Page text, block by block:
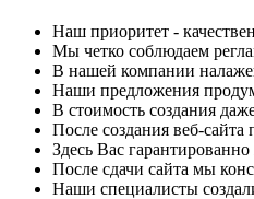
Наш приоритет -
Мы четко соблюдаем
В нашей компании
Наши предложения
В стоимость создания
После создания веб-
Здесь Вас
После сдачи сайта мы
Наши специалисты